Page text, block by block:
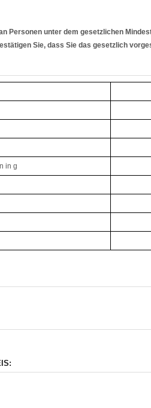
Personen unter dem gesetzlichen
Sie, dass Sie das gesetzlich
in g